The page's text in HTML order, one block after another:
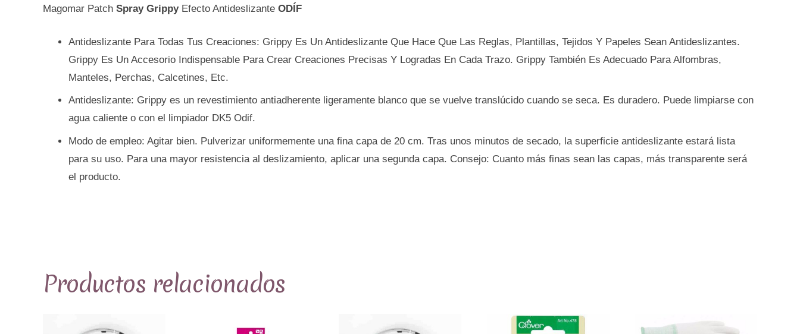
Magomar Patch Spray GrippyEfecto Antideslizante ODÍF
Antideslizante Para Todas Tus Creaciones: Grippy Es Un Antideslizante Que Hace Que Las Reglas, Plantillas, Tejidos Y Papeles Sean Antideslizantes.
Grippy Es Un Accesorio Indispensable Para Crear Creaciones Precisas Y Logradas En Cada Trazo. Grippy También Es Adecuado Para Alfombras,
Manteles, Perchas, Calcetines, Etc.
Antideslizante: Grippy es un revestimiento antiadherente ligeramente blanco que se vuelve translúcido cuando se seca. Es duradero. Puede limpiarse con
agua caliente o con el limpiador DK5 Odif.
Modo de empleo: Agitar bien. Pulverizar uniformemente una fina capa de 20 cm. Tras unos minutos de secado, la superficie antideslizante estará lista
para su uso. Para una mayor resistencia al deslizamiento, aplicar una segunda capa. Consejo: Cuanto más finas sean las capas, más transparente será
el producto.
Productos relacionados